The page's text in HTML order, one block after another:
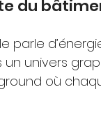
du
parle
un univers
où